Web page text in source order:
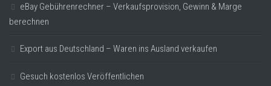
eBay Gebührenrechner – Verkaufsprovision, Gewinn & Marge
berechnen
Export aus Deutschland – Waren ins Ausland verkaufen
Gesuch kostenlos Veröffentlichen